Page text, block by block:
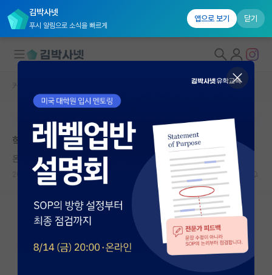
김박사넷
푸시 알림으로 소식을 빠르게
앱으로 보기 닫기
대학원생 모집
국내대학원 정보
연구실&오픈랩
커뮤니티
커뮤니티 홈
전체글보기
베스트 게시판
커뮤니티 홈
본문이 수정되지 않는 박제글입니다.
학회 가서 혼자 다녀도 괜찮을까요?
온화한 빌헬름 뢴트겐
2026.06.13 12 1318